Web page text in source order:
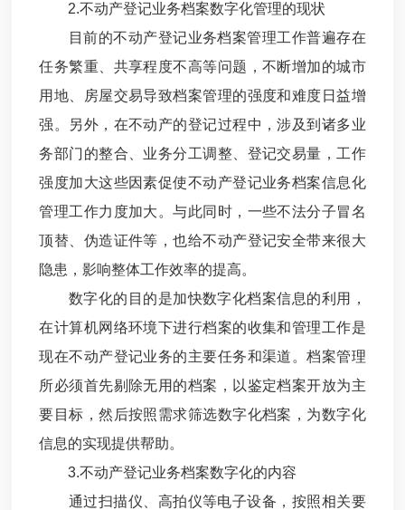
2.不动产登记业务档案数字化管理的现状
目前的不动产登记业务档案管理工作普遍存在
任务繁重、共享程度不高等问题，不断增加的城市
用地、房屋交易导致档案管理的强度和难度日益增
强。另外，在不动产的登记过程中，涉及到诸多业
务部门的整合、业务分工调整、登记交易量，工作
强度加大这些因素促使不动产登记业务档案信息化
管理工作力度加大。与此同时，一些不法分子冒名
顶替、伪造证件等，也给不动产登记安全带来很大
隐患，影响整体工作效率的提高。
数字化的目的是加快数字化档案信息的利用，
在计算机网络环境下进行档案的收集和管理工作是
现在不动产登记业务的主要任务和渠道。档案管理
所必须首先剔除无用的档案，以鉴定档案开放为主
要目标，然后按照需求筛选数字化档案，为数字化
信息的实现提供帮助。
3.不动产登记业务档案数字化的内容
通过扫描仪、高拍仪等电子设备，按照相关要